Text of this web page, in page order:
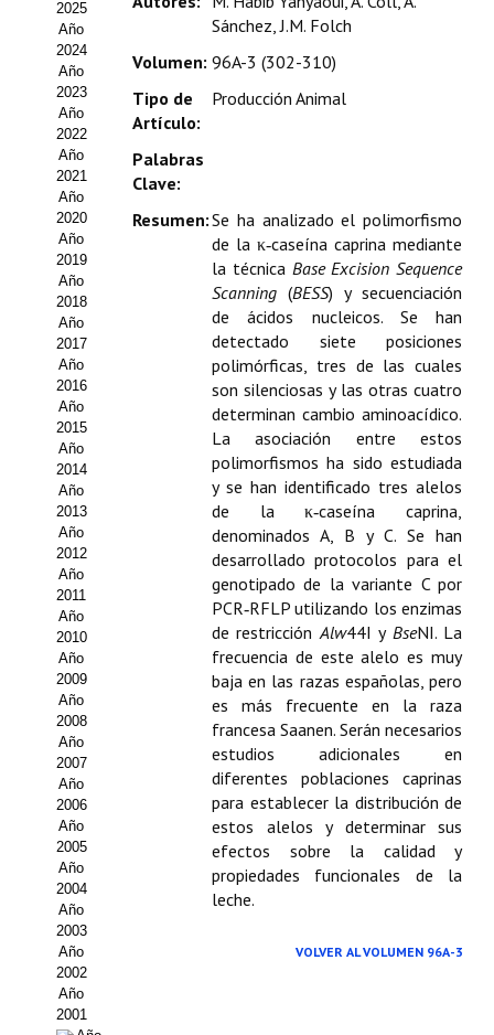
Estatutos
Hacerse socio
Noticias
Galería de Fotos
Web AIDA 2.0
REVISTA ITEA
Presentación ITEA
Equipo Editorial
Leer revista ITEA
Directrices para autores/as
Políticas Editoriales
Propuesta Volumen Especial
Sello Calidad FECYT
Premio Prensa Agraria
Buscador de Artículos
JORNADAS AIDA
Presentación Jornadas
Comunicaciones
Jornadas PAM 2026
Premio Jóvenes Investigadores
Buscador de Comunicaciones
Buscador de Comunicaciones
2025
Año
2024
Año
2023
Año
2022
Año
2021
Año
2020
Año
2019
Año
2018
Año
2017
Año
2016
Año
2015
Año
2014
Año
2013
Año
2012
Año
2011
Año
2010
Año
2009
Año
2008
Año
2007
Año
2006
Año
2005
Año
2004
Año
2003
Año
2002
Año
2001
Sánchez, J.M. Folch
Volumen: 96A-3 (302-310)
Tipo de
Artículo:
Producción Animal
Palabras
Clave:
Resumen:Se ha analizado el polimorfismo
de la κ‑caseína caprina mediante
la técnica Base Excision Sequence
Scanning (BESS) y secuenciación
de ácidos nucleicos. Se han
detectado siete posiciones
polimórficas, tres de las cuales
son silenciosas y las otras cuatro
determinan cambio aminoacídico.
La asociación entre estos
polimorfismos ha sido estudiada
y se han identificado tres alelos
de la κ‑caseína caprina,
denominados A, B y C. Se han
desarrollado protocolos para el
genotipado de la variante C por
PCR‑RFLP utilizando los enzimas
de restricciónAlw44I y BseNI. La
frecuencia de este alelo es muy
baja en las razas españolas, pero
es más frecuente en la raza
francesa Saanen. Serán necesarios
estudios adicionales en
diferentes poblaciones caprinas
para establecer la distribución de
estos alelos y determinar sus
efectos sobre la calidad y
propiedades funcionales de la
leche.
VOLVER AL VOLUMEN 96A-3